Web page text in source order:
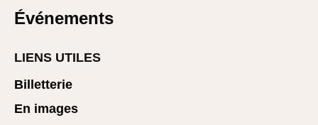
Événements
LIENS UTILES
Billetterie
En images